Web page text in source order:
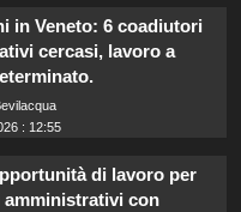
in Veneto: 6 coadiutori
cercasi, lavoro a
: 12:55
di lavoro per
con